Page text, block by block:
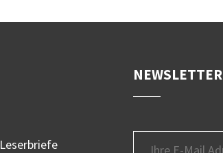
Leserbriefe
NEWSLETTER